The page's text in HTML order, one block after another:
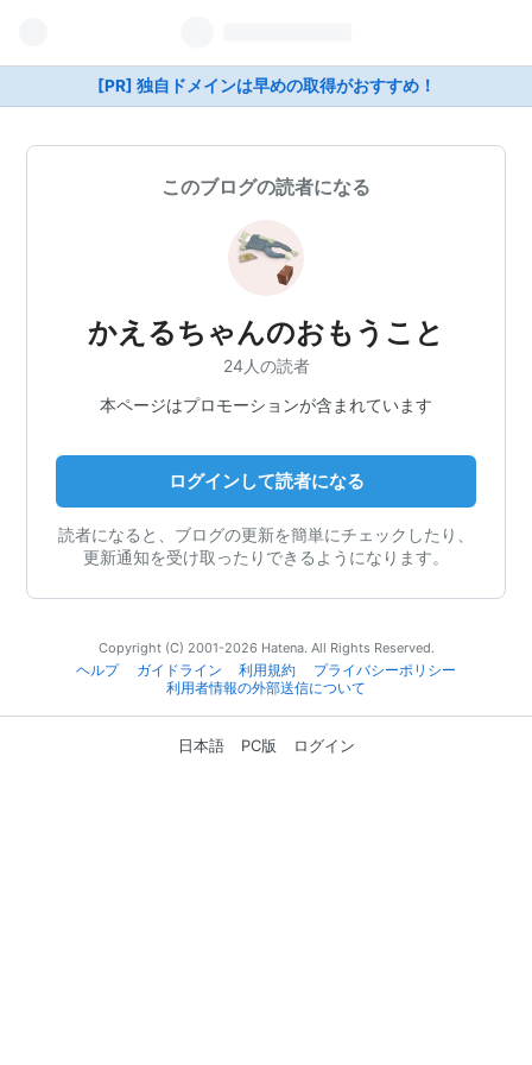
[PR] 独自ドメインは早めの取得がおすすめ！
このブログの読者になる
かえるちゃんのおもうこと
24人の読者
本ページはプロモーションが含まれています
ログインして読者になる
読者になると、ブログの更新を簡単にチェックしたり、
更新通知を受け取ったりできるようになります。
Copyright (C) 2001-2026 Hatena. All Rights Reserved.
ヘルプ
ガイドライン 利用規約
プライバシーポリシー
利用者情報の外部送信について
日本語 PC版 ログイン